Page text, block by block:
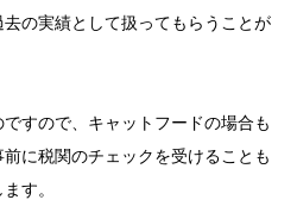
の実績として扱ってもらうことが
すので、キャットフードの場合も
に税関のチェックを受けることも
す。